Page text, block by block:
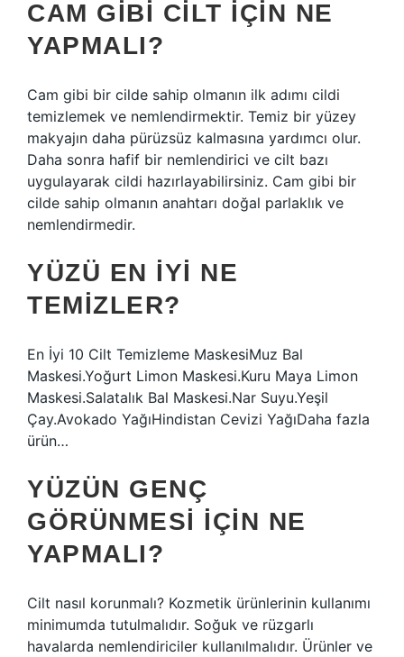
CAM GIBI CILT IÇIN NE
YAPMALI?
Cam gibi bir cilde sahip olmanın ilk adımı cildi
temizlemek ve nemlendirmektir. Temiz bir yüzey
makyajın daha pürüzsüz kalmasına yardımcı olur.
Daha sonra hafif bir nemlendirici ve cilt bazı
uygulayarak cildi hazırlayabilirsiniz. Cam gibi bir
cilde sahip olmanın anahtarı doğal parlaklık ve
nemlendirmedir.
YÜZÜ EN IYI NE
TEMIZLER?
En İyi 10 Cilt Temizleme MaskesiMuz Bal
Maskesi.Yoğurt Limon Maskesi.Kuru Maya Limon
Maskesi.Salatalık Bal Maskesi.Nar Suyu.Yeşil
Çay.Avokado YağıHindistan Cevizi YağıDaha fazla
ürün…
YÜZÜN GENÇ
GÖRÜNMESI IÇIN NE
YAPMALI?
Cilt nasıl korunmalı? Kozmetik ürünlerinin kullanımı
minimumda tutulmalıdır. Soğuk ve rüzgarlı
havalarda nemlendiriciler kullanılmalıdır. Ürünler ve